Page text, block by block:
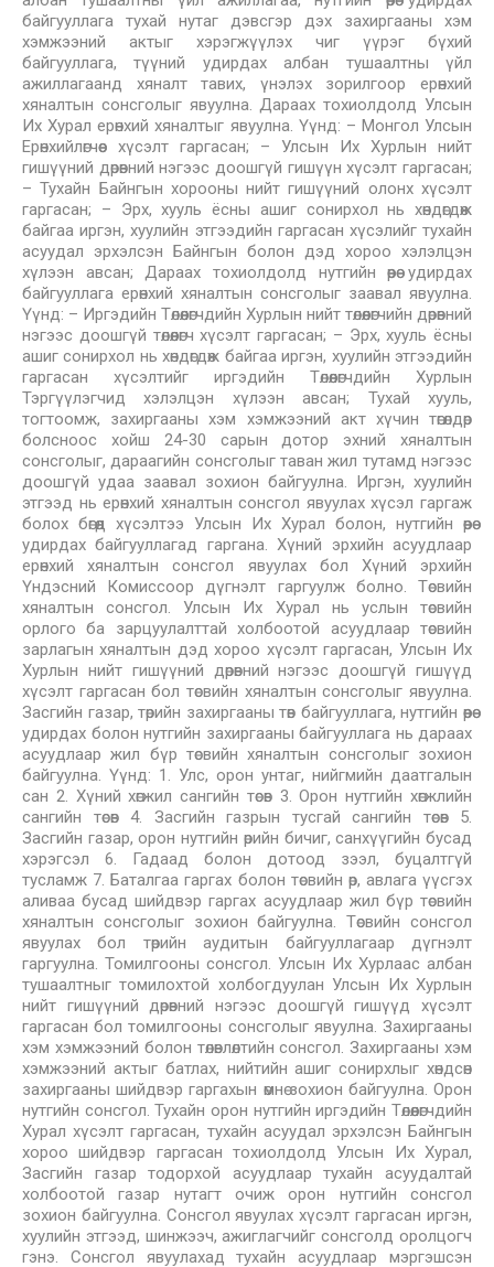
байгууллага тухай нутаг дэвсгэр дэх захиргааны хэм
хэмжээний актыг хэрэгжүүлэх чиг үүрэг бүхий
байгууллага, түүний удирдах албан тушаалтны үйл
ажиллагаанд хяналт тавих, үнэлэх зорилгоор ерөнхий
хяналтын сонсголыг явуулна. Дараах тохиолдолд Улсын
Их Хурал ерөнхий хяналтыг явуулна. Үүнд: – Монгол Улсын
Ерөнхийлөгчөөс хүсэлт гаргасан; – Улсын Их Хурлын нийт
гишүүний дөрөвний нэгээс доошгүй гишүүн хүсэлт гаргасан;
– Тухайн Байнгын хорооны нийт гишүүний олонх хүсэлт
гаргасан; – Эрх, хууль ёсны ашиг сонирхол нь хөндөгдөж
байгаа иргэн, хуулийн этгээдийн гаргасан хүсэлийг тухайн
асуудал эрхэлсэн Байнгын болон дэд хороо хэлэлцэн
хүлээн авсан; Дараах тохиолдолд нутгийн өөрөө удирдах
байгууллага ерөнхий хяналтын сонсголыг заавал явуулна.
Үүнд: – Иргэдийн Төлөөлөгчдийн Хурлын нийт төлөөлөгчийн дөрөвний
нэгээс доошгүй төлөөлөгч хүсэлт гаргасан; – Эрх, хууль ёсны
ашиг сонирхол нь хөндөгдөж байгаа иргэн, хуулийн этгээдийн
гаргасан хүсэлтийг иргэдийн Төлөөлөгчдийн Хурлын
Тэргүүлэгчид хэлэлцэн хүлээн авсан; Тухай хууль,
тогтоомж, захиргааны хэм хэмжээний акт хүчин төгөлдөр
болсноос хойш 24-30 сарын дотор эхний хяналтын
сонсголыг, дараагийн сонсголыг таван жил тутамд нэгээс
доошгүй удаа заавал зохион байгуулна. Иргэн, хуулийн
этгээд нь ерөнхий хяналтын сонсгол явуулах хүсэл гаргаж
болох бөгөөд хүсэлтээ Улсын Их Хурал болон, нутгийн өөрөө
удирдах байгууллагад гаргана. Хүний эрхийн асуудлаар
ерөнхий хяналтын сонсгол явуулах бол Хүний эрхийн
Үндэсний Комиссоор дүгнэлт гаргуулж болно. Төсвийн
хяналтын сонсгол. Улсын Их Хурал нь услын төсвийн
орлого ба зарцуулалттай холбоотой асуудлаар төсвийн
зарлагын хяналтын дэд хороо хүсэлт гаргасан, Улсын Их
Хурлын нийт гишүүний дөрөвний нэгээс доошгүй гишүүд
хүсэлт гаргасан бол төсвийн хяналтын сонсголыг явуулна.
Засгийн газар, төрийн захиргааны төв байгууллага, нутгийн өөрөө
удирдах болон нутгийн захиргааны байгууллага нь дараах
асуудлаар жил бүр төсвийн хяналтын сонсголыг зохион
байгуулна. Үүнд: 1. Улс, орон унтаг, нийгмийн даатгалын
сан 2. Хүний хөгжил сангийн төсөв 3. Орон нутгийн хөгжлийн
сангийн төсөв 4. Засгийн газрын тусгай сангийн төсөв 5.
Засгийн газар, орон нутгийн өрийн бичиг, санхүүгийн бусад
хэрэгсэл 6. Гадаад болон дотоод зээл, буцалтгүй
тусламж 7. Баталгаа гаргах болон төсвийн өр, авлага үүсгэх
аливаа бусад шийдвэр гаргах асуудлаар жил бүр төсвийн
хяналтын сонсголыг зохион байгуулна. Төсвийн сонсгол
явуулах бол төрийн аудитын байгууллагаар дүгнэлт
гаргуулна. Томилгооны сонсгол. Улсын Их Хурлаас албан
тушаалтныг томилохтой холбогдуулан Улсын Их Хурлын
нийт гишүүний дөрөвний нэгээс доошгүй гишүүд хүсэлт
гаргасан бол томилгооны сонсголыг явуулна. Захиргааны
хэм хэмжээний болон төлөвлөлтийн сонсгол. Захиргааны хэм
хэмжээний актыг батлах, нийтийн ашиг сонирхлыг хөндсөн
захиргааны шийдвэр гаргахын өмнө зохион байгуулна. Орон
нутгийн сонсгол. Тухайн орон нутгийн иргэдийн Төлөөлөгчдийн
Хурал хүсэлт гаргасан, тухайн асуудал эрхэлсэн Байнгын
хороо шийдвэр гаргасан тохиолдолд Улсын Их Хурал,
Засгийн газар тодорхой асуудлаар тухайн асуудалтай
холбоотой газар нутагт очиж орон нутгийн сонсгол
зохион байгуулна. Сонсгол явуулах хүсэлт гаргасан иргэн,
хуулийн этгээд, шинжээч, ажиглагчийг сонсголд оролцогч
гэнэ. Сонсгол явуулахад тухайн асуудлаар мэргэшсэн